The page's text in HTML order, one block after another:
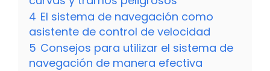
4 El sistema de navegación como
asistente de control de velocidad
5 Consejos para utilizar el sistema de
navegación de manera efectiva